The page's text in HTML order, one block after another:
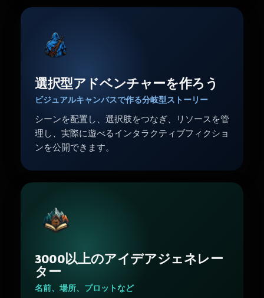
選択型アドベンチャーを作ろう
ビジュアルキャンバスで作る分岐型ストーリー
シーンを配置し、選択肢をつなぎ、リソースを管
理し、実際に遊べるインタラクティブフィクショ
ンを公開できます。
3000以上のアイデアジェネレー
ター
名前、場所、プロットなど